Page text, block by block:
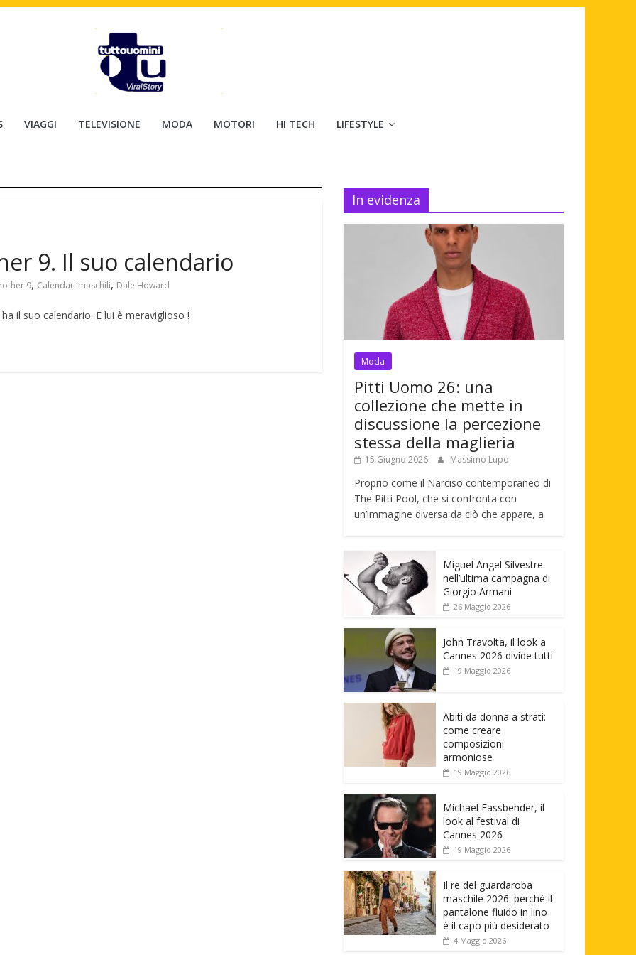
VIAGGI TELEVISIONE MODA MOTORI HI TECH LIFESTYLE
9. Il suo calendario
9, Calendari maschili, Dale Howard
il suo calendario. E lui è meraviglioso !
In evidenza
Moda
Pitti Uomo 26: una
collezione che mette in
discussione la percezione
stessa della maglieria
15 Giugno 2026 Massimo Lupo
Proprio come il Narciso contemporaneo di
The Pitti Pool, che si confronta con
un’immagine diversa da ciò che appare, a
Miguel Angel Silvestre
nell’ultima campagna di
Giorgio Armani
26 Maggio 2026
John Travolta, il look a
Cannes 2026 divide tutti
19 Maggio 2026
Abiti da donna a strati:
come creare
composizioni
armoniose
19 Maggio 2026
Michael Fassbender, il
look al festival di
Cannes 2026
19 Maggio 2026
Il re del guardaroba
maschile 2026: perché il
pantalone fluido in lino
è il capo più desiderato
4 Maggio 2026